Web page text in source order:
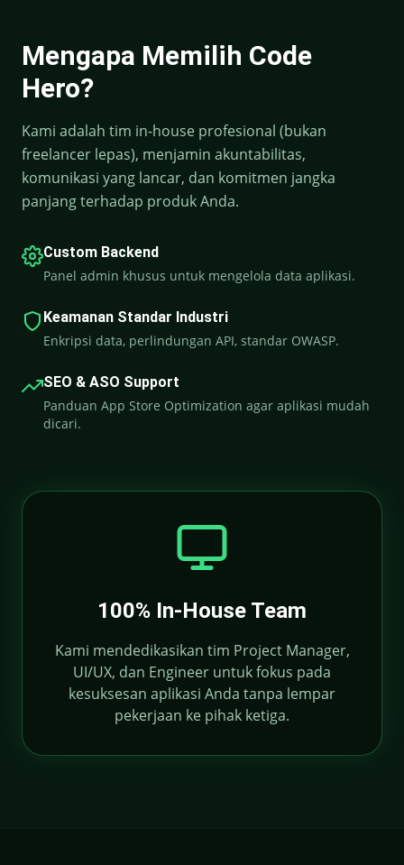
Mengapa Memilih Code
Hero?
Kami adalah tim in-house profesional (bukan
freelancer lepas), menjamin akuntabilitas,
komunikasi yang lancar, dan komitmen jangka
panjang terhadap produk Anda.
Custom Backend
Panel admin khusus untuk mengelola data aplikasi.
Keamanan Standar Industri
Enkripsi data, perlindungan API, standar OWASP.
SEO & ASO Support
Panduan App Store Optimization agar aplikasi mudah
dicari.
100% In-House Team
Kami mendedikasikan tim Project Manager,
UI/UX, dan Engineer untuk fokus pada
kesuksesan aplikasi Anda tanpa lempar
pekerjaan ke pihak ketiga.